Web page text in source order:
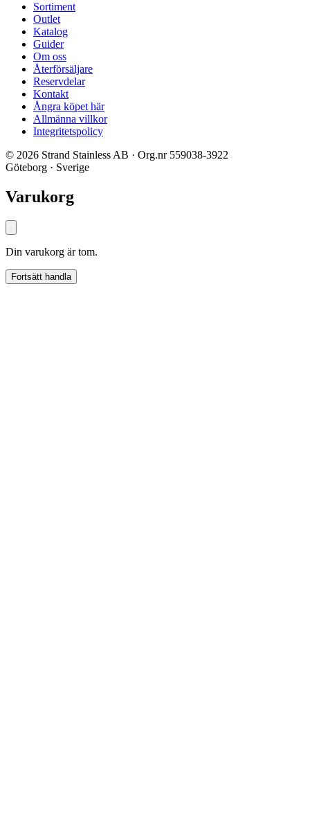
Sortiment
Outlet
Katalog
Guider
Om oss
Återförsäljare
Reservdelar
Kontakt
Ångra köpet här
Allmänna villkor
Integritetspolicy
© 2026 Strand Stainless AB · Org.nr 559038-3922
Göteborg · Sverige
Varukorg
Din varukorg är tom.
Fortsätt handla